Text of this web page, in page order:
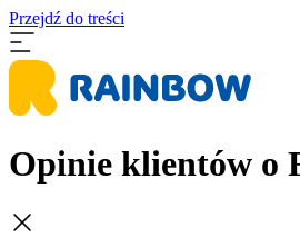
Przejdź do treści
Opinie klientów o